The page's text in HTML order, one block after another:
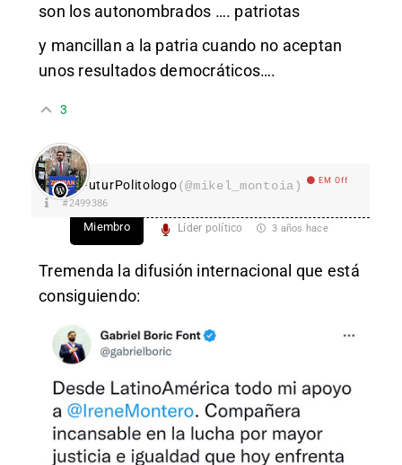
son los autonombrados …. patriotas
y mancillan a la patria cuando no aceptan
unos resultados democráticos….
3
FuturPolitologo(@mikel_montoia) EM Off
#2499386
Miembro Líder político 3 años hace
Tremenda la difusión internacional que está
consiguiendo: